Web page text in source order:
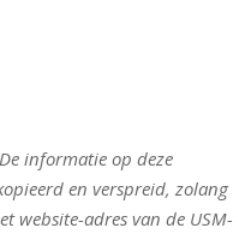
informatie op deze
en verspreid, zolang
website-adres van de USM-